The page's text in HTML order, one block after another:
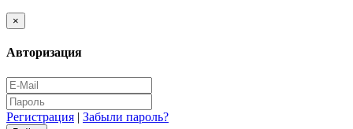
×
Авторизация
Регистрация | Забыли пароль?